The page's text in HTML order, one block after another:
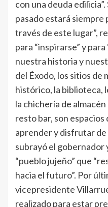
con una deuda
pasado estará
través de este lugar”,
para “inspirarse” y
nuestra historia y
del Éxodo, los sitios de
histórico, la biblioteca,
la chichería de
resto bar, son
aprender y disfrutar
subrayó el gobernador
“pueblo jujeño” que
hacia el futuro”. Por
vicepresidente
realizado para estar